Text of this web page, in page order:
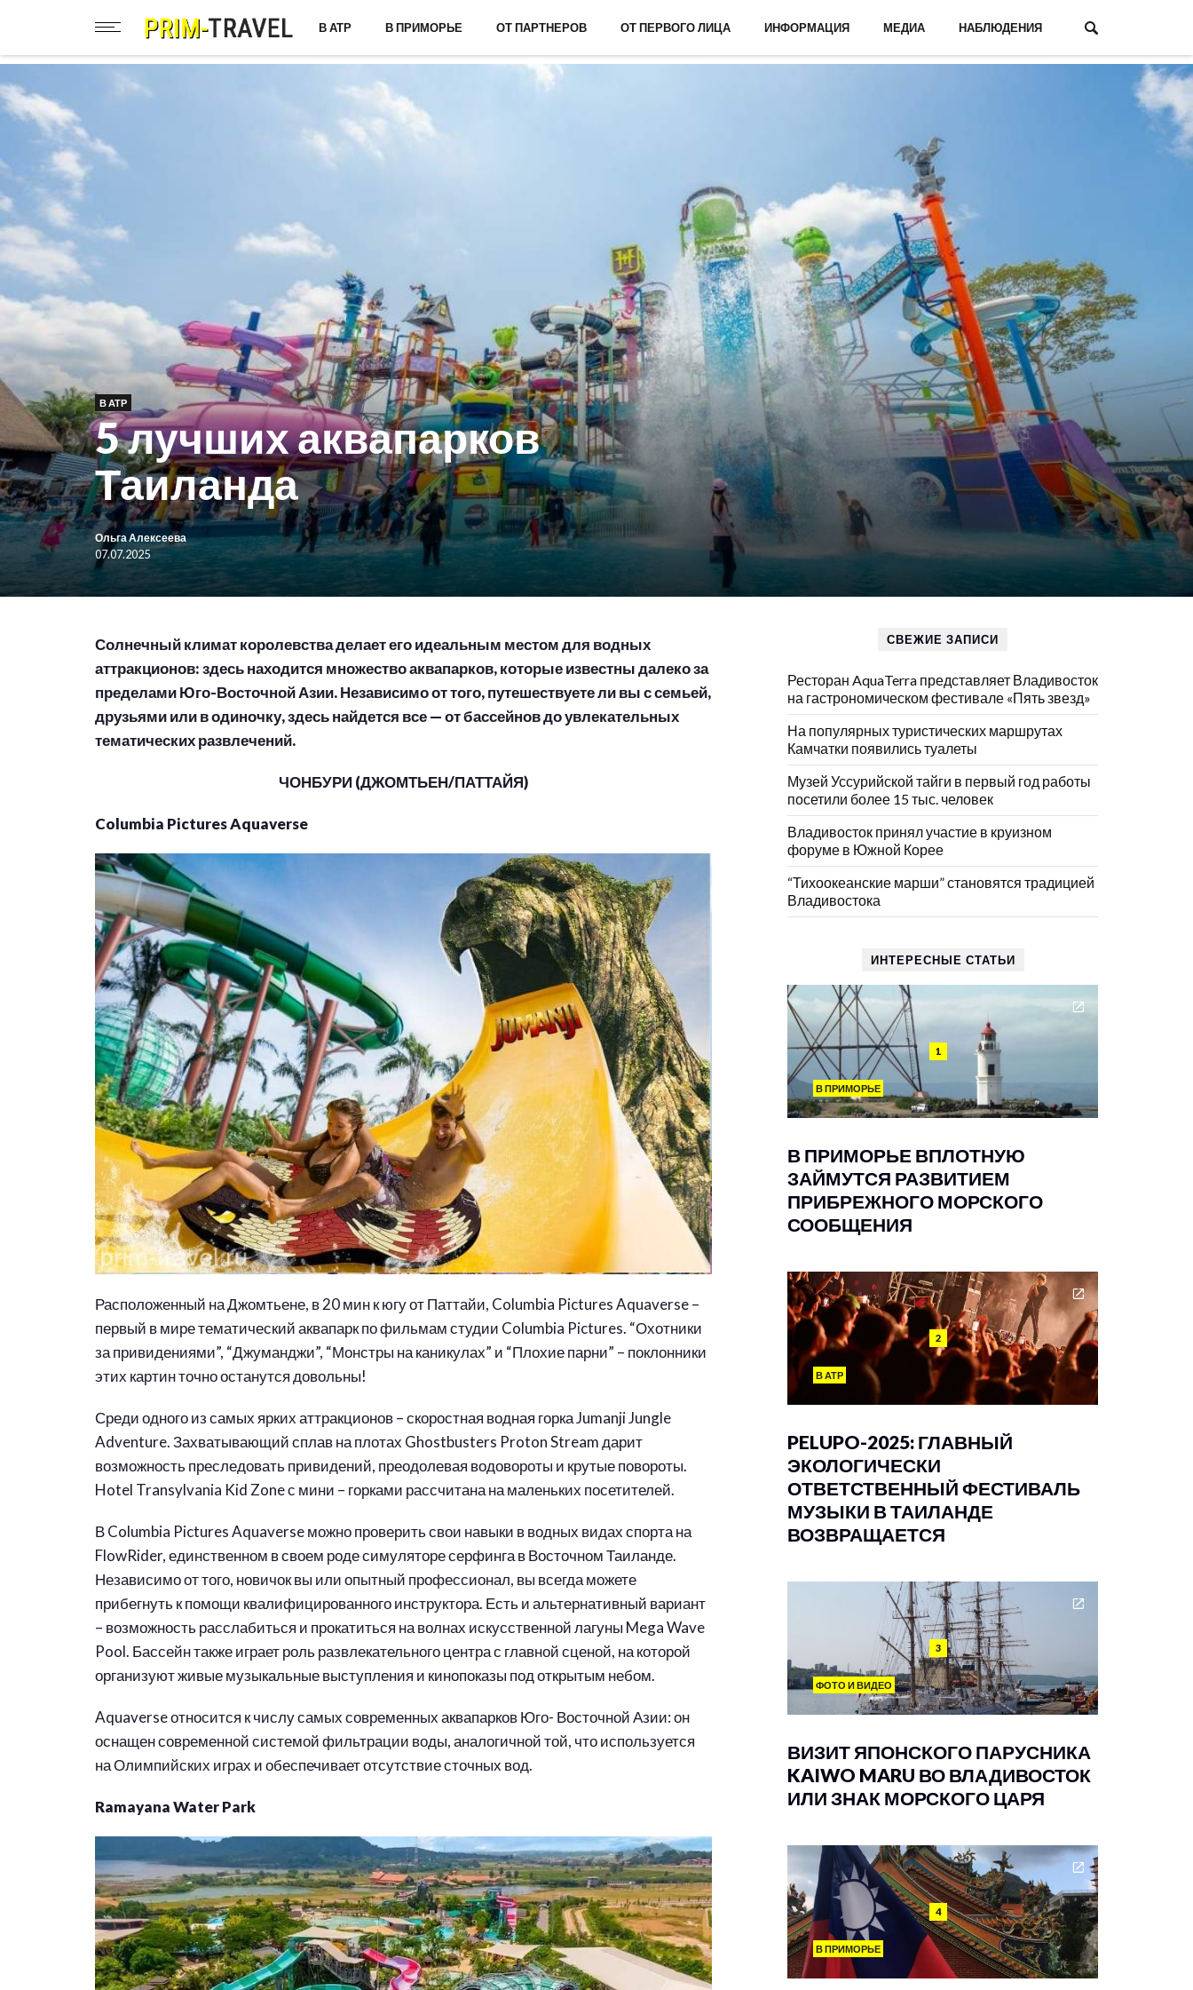
В АТР В ПРИМОРЬЕ ОТ ПАРТНЕРОВ ОТ ПЕРВОГО ЛИЦА ИНФОРМАЦИЯ МЕДИА НАБЛЮДЕНИЯ
В АТР
5 лучших аквапарков
Таиланда
Ольга Алексеева
07.07.2025
Солнечный климат королевства делает его идеальным местом для водных
аттракционов: здесь находится множество аквапарков, которые известны далеко за
пределами Юго-Восточной Азии. Независимо от того, путешествуете ли вы с семьей,
друзьями или в одиночку, здесь найдется все — от бассейнов до увлекательных
тематических развлечений.
ЧОНБУРИ (ДЖОМТЬЕН/ПАТТАЙЯ)
Columbia Pictures Aquaverse
Расположенный на Джомтьене, в 20 мин к югу от Паттайи, Columbia Pictures Aquaverse –
первый в мире тематический аквапарк по фильмам студии Columbia Pictures. “Охотники
за привидениями”, “Джуманджи”, “Монстры на каникулах” и “Плохие парни” – поклонники
этих картин точно останутся довольны!
Среди одного из самых ярких аттракционов – скоростная водная горка Jumanji Jungle
Adventure. Захватывающий сплав на плотах Ghostbusters Proton Stream дарит
возможность преследовать привидений, преодолевая водовороты и крутые повороты.
Hotel Transylvania Kid Zone с мини – горками рассчитана на маленьких посетителей.
В Columbia Pictures Aquaverse можно проверить свои навыки в водных видах спорта на
FlowRider, единственном в своем роде симуляторе серфинга в Восточном Таиланде.
Независимо от того, новичок вы или опытный профессионал, вы всегда можете
прибегнуть к помощи квалифицированного инструктора. Есть и альтернативный вариант
– возможность расслабиться и прокатиться на волнах искусственной лагуны Mega Wave
Pool. Бассейн также играет роль развлекательного центра с главной сценой, на которой
организуют живые музыкальные выступления и кинопоказы под открытым небом.
Aquaverse относится к числу самых современных аквапарков Юго- Восточной Азии: он
оснащен современной системой фильтрации воды, аналогичной той, что используется
на Олимпийских играх и обеспечивает отсутствие сточных вод.
Ramayana Water Park
СВЕЖИЕ ЗАПИСИ
Ресторан AquaTerra представляет Владивосток
на гастрономическом фестивале «Пять звезд»
На популярных туристических маршрутах
Камчатки появились туалеты
Музей Уссурийской тайги в первый год работы
посетили более 15 тыс. человек
Владивосток принял участие в круизном
форуме в Южной Корее
“Тихоокеанские марши” становятся традицией
Владивостока
ИНТЕРЕСНЫЕ СТАТЬИ
1
В ПРИМОРЬЕ
В ПРИМОРЬЕ ВПЛОТНУЮ
ЗАЙМУТСЯ РАЗВИТИЕМ
ПРИБРЕЖНОГО МОРСКОГО
СООБЩЕНИЯ
2
В АТР
PELUPO-2025: ГЛАВНЫЙ
ЭКОЛОГИЧЕСКИ
ОТВЕТСТВЕННЫЙ ФЕСТИВАЛЬ
МУЗЫКИ В ТАИЛАНДЕ
ВОЗВРАЩАЕТСЯ
3
ФОТО И ВИДЕО
ВИЗИТ ЯПОНСКОГО ПАРУСНИКА
KAIWO MARU ВО ВЛАДИВОСТОК
ИЛИ ЗНАК МОРСКОГО ЦАРЯ
4
В ПРИМОРЬЕ